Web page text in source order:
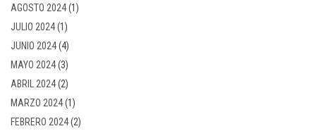
AGOSTO 2024(1)
JULIO 2024(1)
JUNIO 2024(4)
MAYO 2024(3)
ABRIL 2024(2)
MARZO 2024(1)
FEBRERO 2024(2)